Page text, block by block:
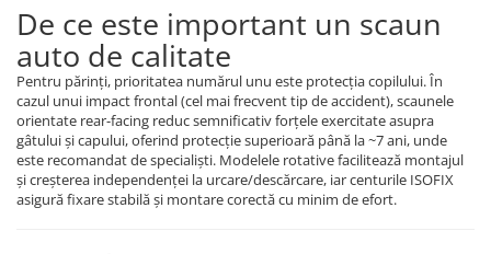
PROTECTII DE BANCHETA
BAZE SCAUNE AUTO
Consultanta Instalare
Jucarii de dentitie
Jucarii de Sortare
Jucarii de tras
Jucarii din plus
Jucarii muzicale
Jucarii pentru baie
Jucarii Senzoriale
De ce este important un scaun
auto de calitate
Pentru părinți, prioritatea numărul unu este protecția copilului. În
cazul unui impact frontal (cel mai frecvent tip de accident), scaunele
orientate rear-facing reduc semnificativ forțele exercitate asupra
gâtului și capului, oferind protecție superioară până la ~7 ani, unde
este recomandat de specialiști. Modelele rotative facilitează montajul
și creșterea independenței la urcare/descărcare, iar centurile ISOFIX
asigură fixare stabilă și montare corectă cu minim de efort.